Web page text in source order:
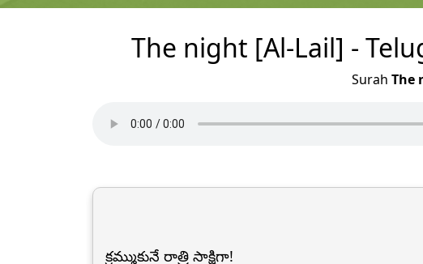
The night [Al-Lail] -
Surah The
క్రమ్ముకునే రాత్రి సాక్షిగా!